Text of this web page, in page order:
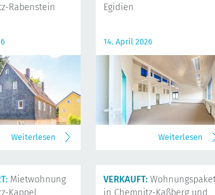
Rabenstein
Weiterlesen
Egidien
14. April 2026
Weiterlesen
Mietwohnung
Kappel
VERKAUFT:
in Chemnitz-Kaßberg und